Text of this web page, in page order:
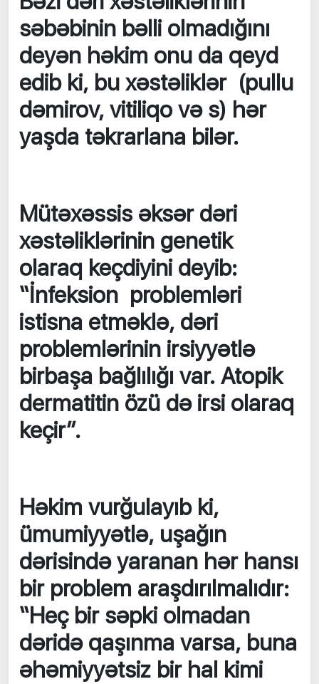
səbəbinin bəlli olmadığını
deyən həkim onu da qeyd
edib ki, bu xəstəliklər (pullu
dəmirov, vitiliqo və s) hər
yaşda təkrarlana bilər.
Mütəxəssis əksər dəri
xəstəliklərinin genetik
olaraq keçdiyini deyib:
“İnfeksion problemləri
istisna etməklə, dəri
problemlərinin irsiyyətlə
birbaşa bağlılığı var. Atopik
dermatitin özü də irsi olaraq
keçir”.
Həkim vurğulayıb ki,
ümumiyyətlə, uşağın
dərisində yaranan hər hansı
bir problem araşdırılmalıdır:
“Heç bir səpki olmadan
dəridə qaşınma varsa, buna
əhəmiyyətsiz bir hal kimi